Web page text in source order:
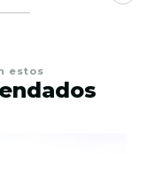
estos